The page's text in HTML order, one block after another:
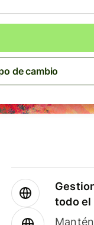
de cambio
todo el